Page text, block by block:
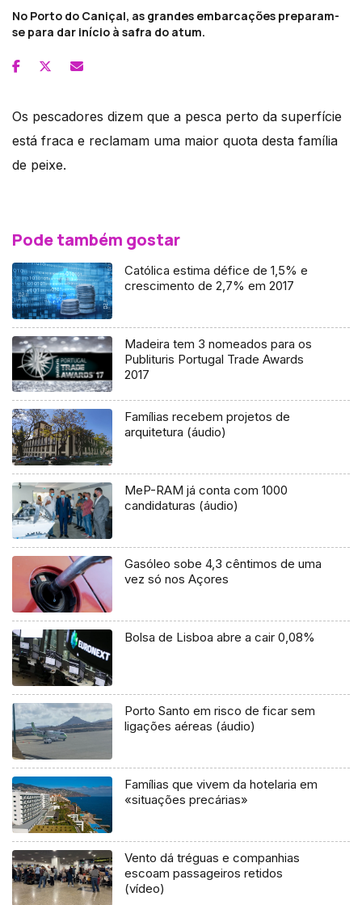
No Porto do Caniçal, as grandes embarcações preparam-
se para dar início à safra do atum.
Os pescadores dizem que a pesca perto da superfície
está fraca e reclamam uma maior quota desta família
de peixe.
Pode também gostar
Católica estima défice de 1,5% e
crescimento de 2,7% em 2017
Madeira tem 3 nomeados para os
Publituris Portugal Trade Awards
2017
Famílias recebem projetos de
arquitetura (áudio)
MeP-RAM já conta com 1000
candidaturas (áudio)
Gasóleo sobe 4,3 cêntimos de uma
vez só nos Açores
Bolsa de Lisboa abre a cair 0,08%
Porto Santo em risco de ficar sem
ligações aéreas (áudio)
Famílias que vivem da hotelaria em
«situações precárias»
Vento dá tréguas e companhias
escoam passageiros retidos
(vídeo)